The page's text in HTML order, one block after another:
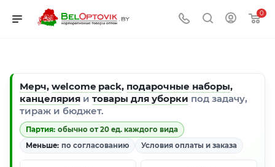
0
Мерч, welcome pack, подарочные наборы,
канцелярия и товары для уборки под задачу,
тираж и бюджет.
Партия: обычно от 20 ед. каждого вида
Меньше: по согласованию Условия оплаты и заказа